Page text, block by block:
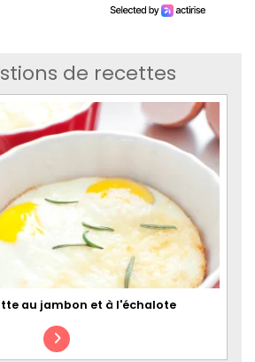
de recettes
au jambon et à l'échalote